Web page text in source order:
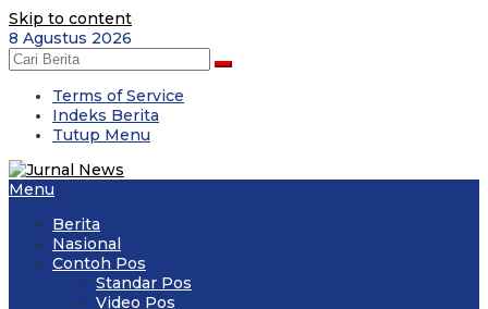
Skip to content
8 Agustus 2026
Terms of Service
Indeks Berita
Tutup Menu
Menu
Berita
Nasional
Contoh Pos
Standar Pos
Video Pos